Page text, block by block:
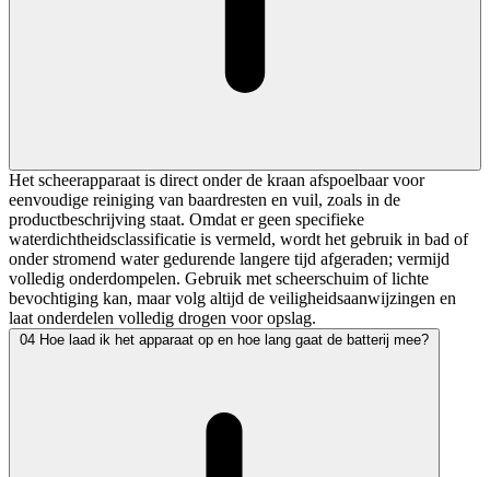
Het scheerapparaat is direct onder de kraan afspoelbaar voor
eenvoudige reiniging van baardresten en vuil, zoals in de
productbeschrijving staat. Omdat er geen specifieke
waterdichtheidsclassificatie is vermeld, wordt het gebruik in bad of
onder stromend water gedurende langere tijd afgeraden; vermijd
volledig onderdompelen. Gebruik met scheerschuim of lichte
bevochtiging kan, maar volg altijd de veiligheidsaanwijzingen en
laat onderdelen volledig drogen voor opslag.
04 Hoe laad ik het apparaat op en hoe lang gaat de batterij mee?